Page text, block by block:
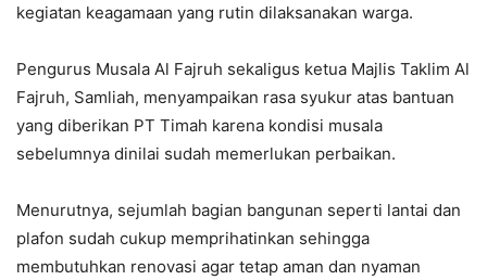
kegiatan keagamaan yang rutin dilaksanakan warga.
Pengurus Musala Al Fajruh sekaligus ketua Majlis Taklim Al
Fajruh, Samliah, menyampaikan rasa syukur atas bantuan
yang diberikan PT Timah karena kondisi musala
sebelumnya dinilai sudah memerlukan perbaikan.
Menurutnya, sejumlah bagian bangunan seperti lantai dan
plafon sudah cukup memprihatinkan sehingga
membutuhkan renovasi agar tetap aman dan nyaman